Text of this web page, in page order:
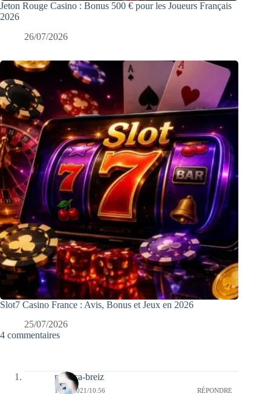
Jeton Rouge Casino : Bonus 500 € pour les Joueurs Français
2026
26/07/2026
Slot7 Casino France : Avis, Bonus et Jeux en 2026
25/07/2026
4 commentaires
monica-breiz
10/07/2021/10:56 RÉPONDRE